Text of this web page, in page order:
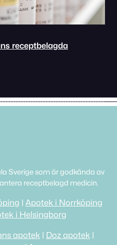
receptbelagda
Sverige som är godkända av
receptbelagd medicin.
| Apotek i Norrköping
i Helsingborg
apotek | Doz apotek |